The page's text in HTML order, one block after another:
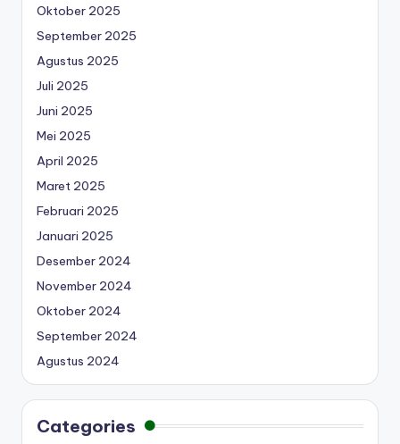
Oktober 2025
September 2025
Agustus 2025
Juli 2025
Juni 2025
Mei 2025
April 2025
Maret 2025
Februari 2025
Januari 2025
Desember 2024
November 2024
Oktober 2024
September 2024
Agustus 2024
Categories